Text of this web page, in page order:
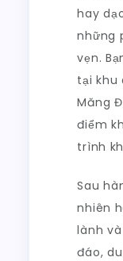
hay
những
vẹn.
tại khu
Măng
điểm
trình
Sau
nhiên
lành
đáo,